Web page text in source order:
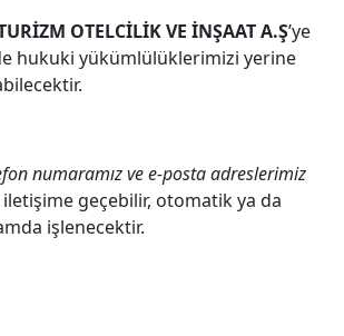
OTELCİLİK VE İNŞAAT A.Ş’ye
hukuki yükümlülüklerimizi yerine
numaramız ve e-posta adreslerimiz
iletişime geçebilir, otomatik ya da
işlenecektir.